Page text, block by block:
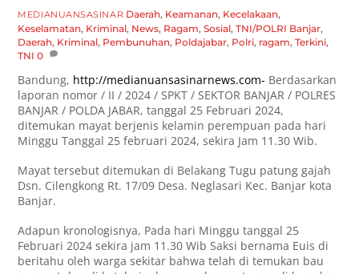
MEDIANUANSASINAR Daerah, Keamanan, Kecelakaan,
Keselamatan, Kriminal, News, Ragam,Sosial,TNI/POLRI Banjar,
Daerah, Kriminal, Pembunuhan, Poldajabar, Polri, ragam,Terkini,
TNI 0
Bandung, http://medianuansasinarnews.com- Berdasarkan
laporan nomor / II / 2024 / SPKT / SEKTOR BANJAR / POLRES
BANJAR / POLDA JABAR, tanggal 25 Februari 2024,
ditemukan mayat berjenis kelamin perempuan pada hari
Minggu Tanggal 25 februari 2024, sekira Jam 11.30 Wib.
Mayat tersebut ditemukan di Belakang Tugu patung gajah
Dsn. Cilengkong Rt. 17/09 Desa. Neglasari Kec. Banjar kota
Banjar.
Adapun kronologisnya, Pada hari Minggu tanggal 25
Februari 2024 sekira jam 11.30 Wib Saksi bernama Euis di
beritahu oleh warga sekitar bahwa telah di temukan bau